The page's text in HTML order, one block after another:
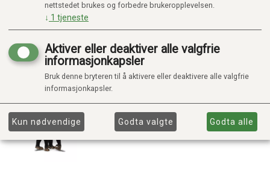
nettstedet brukes og forbedre brukeropplevelsen.
↓ 1 tjeneste
Aktiver eller deaktiver alle valgfrie
informasjonkapsler
Bruk denne bryteren til å aktivere eller deaktivere alle valgfrie
informasjonkapsler.
Kun nødvendige Godta valgte Godta alle